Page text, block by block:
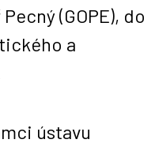
(GOPE), do
a
ústavu